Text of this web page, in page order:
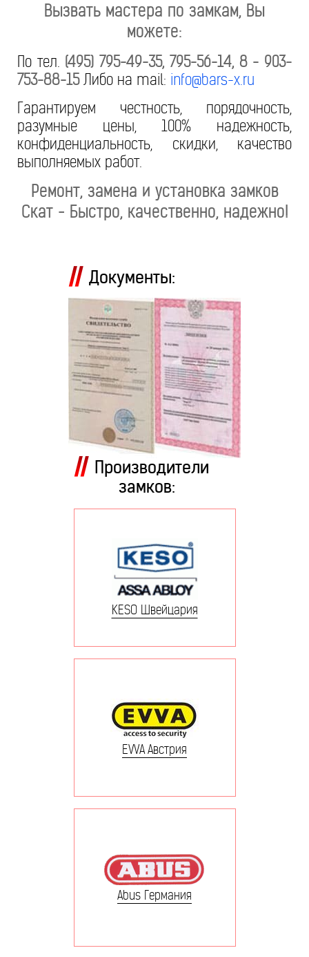
Вызвать мастера по замкам, Вы
можете:
По тел. (495) 795-49-35, 795-56-14, 8 - 903-
753-88-15Либо на mail: info@bars-x.ru
Гарантируем честность, порядочность,
разумные цены, 100% надежность,
конфиденциальность, скидки, качество
выполняемых работ.
Ремонт, замена и установка замков
Скат - Быстро, качественно, надежно!
Документы:
Производители
замков:
KESO Швейцария
EVVA Австрия
Abus Германия